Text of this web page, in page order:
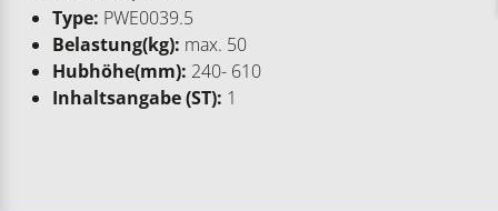
Type: PWE0039.5
Belastung(kg): max. 50
Hubhöhe(mm): 240- 610
Inhaltsangabe (ST): 1